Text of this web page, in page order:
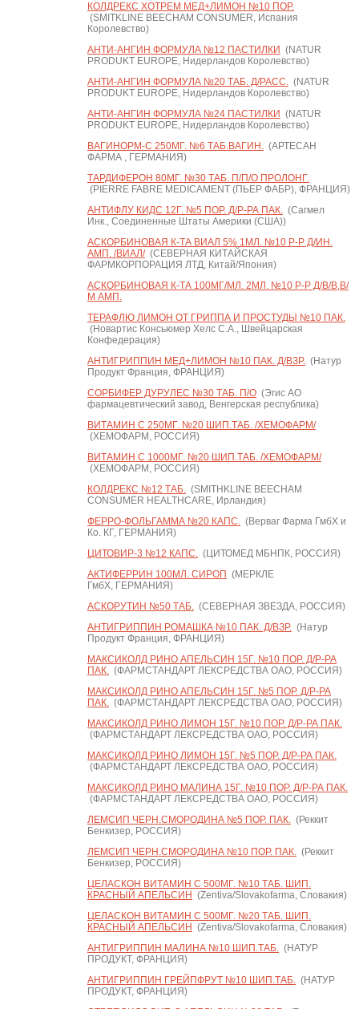
КОЛДРЕКС ХОТРЕМ МЕД+ЛИМОН №10 ПОР.
(SMITKLINE BEECHAM CONSUMER, Испания
Королевство)
АНТИ-АНГИН ФОРМУЛА №12 ПАСТИЛКИ (NATUR
PRODUKT EUROPE, Нидерландов Королевство)
АНТИ-АНГИН ФОРМУЛА №20 ТАБ. Д/РАСС.(NATUR
PRODUKT EUROPE, Нидерландов Королевство)
АНТИ-АНГИН ФОРМУЛА №24 ПАСТИЛКИ (NATUR
PRODUKT EUROPE, Нидерландов Королевство)
ВАГИНОРМ-С 250МГ. №6 ТАБ.ВАГИН.(АРТЕСАН
ФАРМА , ГЕРМАНИЯ)
ТАРДИФЕРОН 80МГ. №30 ТАБ. П/П/О ПРОЛОНГ.
(PIERRE FABRE MEDICAMENT (ПЬЕР ФАБР), ФРАНЦИЯ)
АНТИФЛУ КИДС 12Г. №5 ПОР. Д/Р-РА ПАК.(Сагмел
Инк., Соединенные Штаты Америки (США))
АСКОРБИНОВАЯ К-ТА ВИАЛ 5% 1МЛ. №10 Р-Р Д/ИН.
АМП. /ВИАЛ/(СЕВЕРНАЯ КИТАЙСКАЯ
ФАРМКОРПОРАЦИЯ ЛТД, Китай/Япония)
АСКОРБИНОВАЯ К-ТА 100МГ/МЛ. 2МЛ. №10 Р-Р Д/В/В,В/
М АМП.
ТЕРАФЛЮ ЛИМОН ОТ ГРИППА И ПРОСТУДЫ №10 ПАК.
(Новартис Консьюмер Хелс С.А., Швейцарская
Конфедерация)
АНТИГРИППИН МЕД+ЛИМОН №10 ПАК. Д/ВЗР.(Натур
Продукт Франция, ФРАНЦИЯ)
СОРБИФЕР ДУРУЛЕС №30 ТАБ. П/О(Эгис АО
фармацевтический завод, Венгерская республика)
ВИТАМИН С 250МГ. №20 ШИП.ТАБ. /ХЕМОФАРМ/
(ХЕМОФАРМ, РОССИЯ)
ВИТАМИН С 1000МГ. №20 ШИП.ТАБ. /ХЕМОФАРМ/
(ХЕМОФАРМ, РОССИЯ)
КОЛДРЕКС №12 ТАБ.(SMITHKLINE BEECHAM
CONSUMER HEALTHCARE, Ирландия)
ФЕРРО-ФОЛЬГАММА №20 КАПС.(Верваг Фарма ГмбХ и
Ко. КГ, ГЕРМАНИЯ)
ЦИТОВИР-3 №12 КАПС.(ЦИТОМЕД МБНПК, РОССИЯ)
АКТИФЕРРИН 100МЛ. СИРОП (МЕРКЛЕ
ГмбХ, ГЕРМАНИЯ)
АСКОРУТИН №50 ТАБ.(СЕВЕРНАЯ ЗВЕЗДА, РОССИЯ)
АНТИГРИППИН РОМАШКА №10 ПАК. Д/ВЗР.(Натур
Продукт Франция, ФРАНЦИЯ)
МАКСИКОЛД РИНО АПЕЛЬСИН 15Г. №10 ПОР. Д/Р-РА
ПАК.(ФАРМСТАНДАРТ ЛЕКСРЕДСТВА ОАО, РОССИЯ)
МАКСИКОЛД РИНО АПЕЛЬСИН 15Г. №5 ПОР. Д/Р-РА
ПАК.(ФАРМСТАНДАРТ ЛЕКСРЕДСТВА ОАО, РОССИЯ)
МАКСИКОЛД РИНО ЛИМОН 15Г. №10 ПОР. Д/Р-РА ПАК.
(ФАРМСТАНДАРТ ЛЕКСРЕДСТВА ОАО, РОССИЯ)
МАКСИКОЛД РИНО ЛИМОН 15Г. №5 ПОР. Д/Р-РА ПАК.
(ФАРМСТАНДАРТ ЛЕКСРЕДСТВА ОАО, РОССИЯ)
МАКСИКОЛД РИНО МАЛИНА 15Г. №10 ПОР. Д/Р-РА ПАК.
(ФАРМСТАНДАРТ ЛЕКСРЕДСТВА ОАО, РОССИЯ)
ЛЕМСИП ЧЕРН.СМОРОДИНА №5 ПОР. ПАК.(Реккит
Бенкизер, РОССИЯ)
ЛЕМСИП ЧЕРН.СМОРОДИНА №10 ПОР. ПАК.(Реккит
Бенкизер, РОССИЯ)
ЦЕЛАСКОН ВИТАМИН С 500МГ. №10 ТАБ. ШИП.
КРАСНЫЙ АПЕЛЬСИН (Zentiva/Slovakofarma, Словакия)
ЦЕЛАСКОН ВИТАМИН С 500МГ. №20 ТАБ. ШИП.
КРАСНЫЙ АПЕЛЬСИН (Zentiva/Slovakofarma, Словакия)
АНТИГРИППИН МАЛИНА №10 ШИП.ТАБ.(НАТУР
ПРОДУКТ, ФРАНЦИЯ)
АНТИГРИППИН ГРЕЙПФРУТ №10 ШИП.ТАБ.(НАТУР
ПРОДУКТ, ФРАНЦИЯ)